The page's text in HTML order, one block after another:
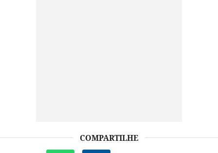
COMPARTILHE